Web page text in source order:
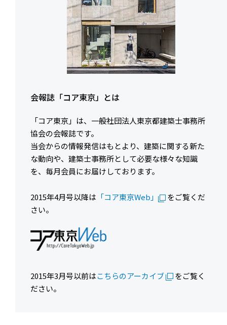
会報誌「コア東京」とは
「コア東京」は、一般社団法人東京都建築士事務所
協会の会報誌です。
当会からの情報発信はもとより、建築に関する新た
な動向や、建築士事務所として必要な様々な知識
を、毎月会員にお届けしております。
2015年4月号以降は 「コア東京Web」
をご覧くだ
さい。
2015年3月号以前はこちらのアーカイブ
をご覧く
ださい。